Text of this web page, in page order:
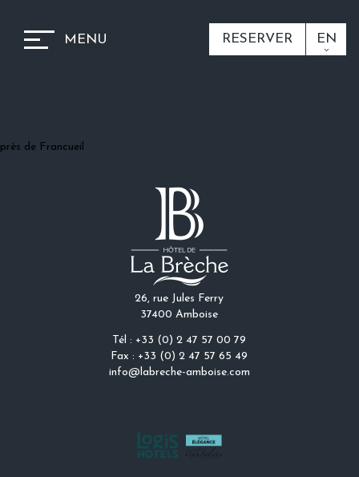
MENU RESERVER EN
près de Francueil
26, rue Jules Ferry
37400 Amboise
Tél : +33 (0) 2 47 57 00 79
Fax : +33 (0) 2 47 57 65 49
info@labreche-amboise.com